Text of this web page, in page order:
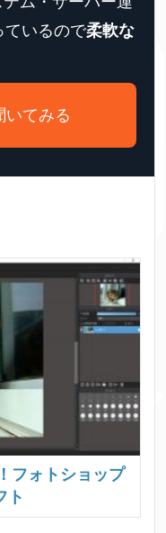
ているので柔軟な
いてみる
フォトショップ
ト